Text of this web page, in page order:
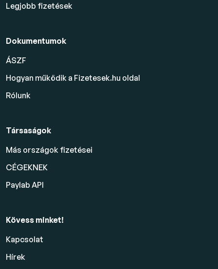
Legjobb fizetések
Dokumentumok
ÁSZF
Hogyan működik a Fizetesek.hu oldal
Rólunk
Társaságok
Más országok fizetései
CÉGEKNEK
Paylab API
Kövess minket!
Kapcsolat
Hírek